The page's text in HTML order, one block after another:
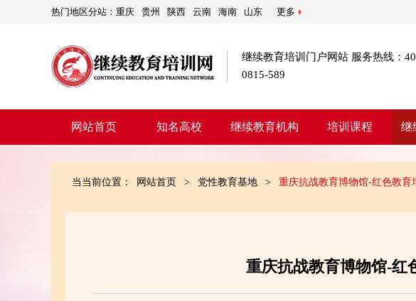
热门地区分站： 重庆 贵州 陕西 云南 海南 山东 更多
继续教育培训门户网站 服务热线：
0815-589
网站首页 知名高校 继续教育机构 培训课程 继
当当前位置： 网站首页 > 党性教育基地 > 重庆抗战教育博物馆-红色教育
重庆抗战教育博物馆-红